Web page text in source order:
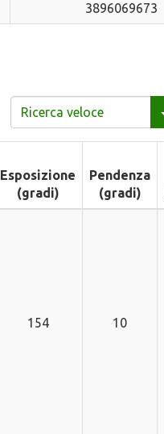
3896069673
Esposizione
(gradi)
Pendenza
(gradi)
154 10